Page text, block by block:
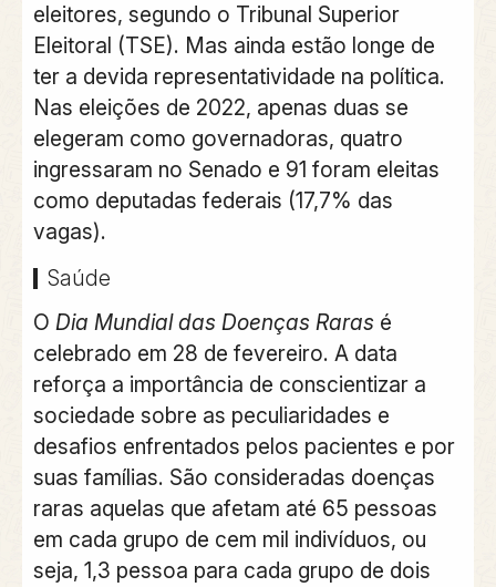
eleitores, segundo o Tribunal Superior
Eleitoral (TSE). Mas ainda estão longe de
ter a devida representatividade na política.
Nas eleições de 2022, apenas duas se
elegeram como governadoras, quatro
ingressaram no Senado e 91 foram eleitas
como deputadas federais (17,7% das
vagas).
Saúde
O Dia Mundial das Doenças Raras é
celebrado em 28 de fevereiro. A data
reforça a importância de conscientizar a
sociedade sobre as peculiaridades e
desafios enfrentados pelos pacientes e por
suas famílias. São consideradas doenças
raras aquelas que afetam até 65 pessoas
em cada grupo de cem mil indivíduos, ou
seja, 1,3 pessoa para cada grupo de dois